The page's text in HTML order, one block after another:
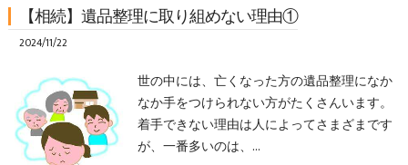
【相続】遺品整理に取り組めない理由①
2024/11/22
世の中には、亡くなった方の遺品整理になか
なか手をつけられない方がたくさんいます。
着手できない理由は人によってさまざまです
が、一番多いのは、…